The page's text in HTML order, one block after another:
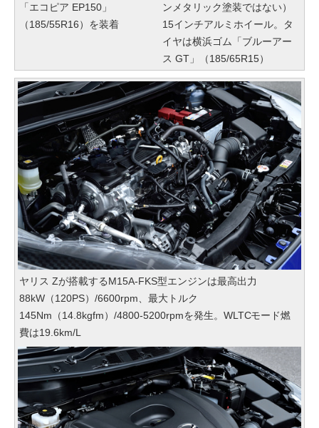
「エコピア EP150」
（185/55R16）を装着
ンメタリック塗装ではない）
15インチアルミホイール。タ
イヤは横浜ゴム「ブルーアー
ス GT」（185/65R15）
ヤリス Zが搭載するM15A-FKS型エンジンは最高出力
88kW（120PS）/6600rpm、最大トルク
145Nm（14.8kgfm）/4800-5200rpmを発生。WLTCモード燃
費は19.6km/L